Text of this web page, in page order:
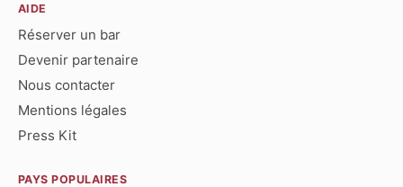
AIDE
Réserver un bar
Devenir partenaire
Nous contacter
Mentions légales
Press Kit
PAYS POPULAIRES